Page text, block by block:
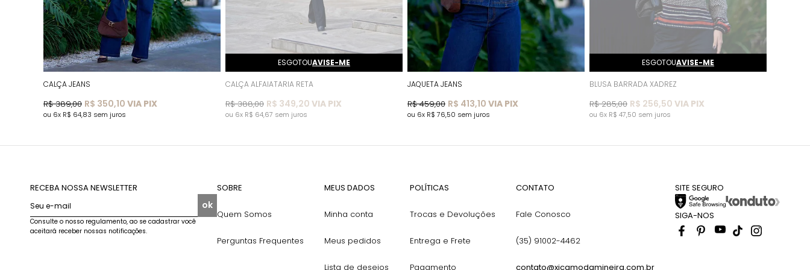
CALÇA JEANS
R$ 350,10 VIA PIX
R$ 389,00
6x R$ 64,83 sem juros
ESGOTOUAVISE-ME
CALÇA ALFAIATARIA RETA
R$ 349,20 VIA PIX
R$ 388,00
6x R$ 64,67 sem juros
JAQUETA JEANS
R$ 413,10 VIA PIX
R$ 459,00
6x R$ 76,50 sem juros
ESGOTOUAVISE-ME
BLUSA BARRADA XADREZ
R$ 256,50 VIA PIX
R$ 285,00
6x R$ 47,50 sem juros
RECEBA NOSSA NEWSLETTER
Seu e-mail ok
Consulte o nosso regulamento, ao se cadastrar você
aceitará receber nossas notificações.
SOBRE
Quem Somos
Perguntas Frequentes
MEUS DADOS
Minha conta
Meus pedidos
Lista de desejos
POLÍTICAS
Trocas e Devoluções
Entrega e Frete
Pagamento
CONTATO
Fale Conosco
(35) 91002-4462
contato@xicamodamineira.com.br
SITE SEGURO
SIGA-NOS